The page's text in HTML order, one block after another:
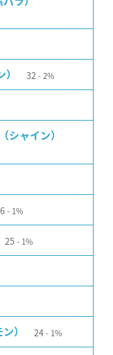
32 2%
シャイン）
1%
25 1%
） 24 1%